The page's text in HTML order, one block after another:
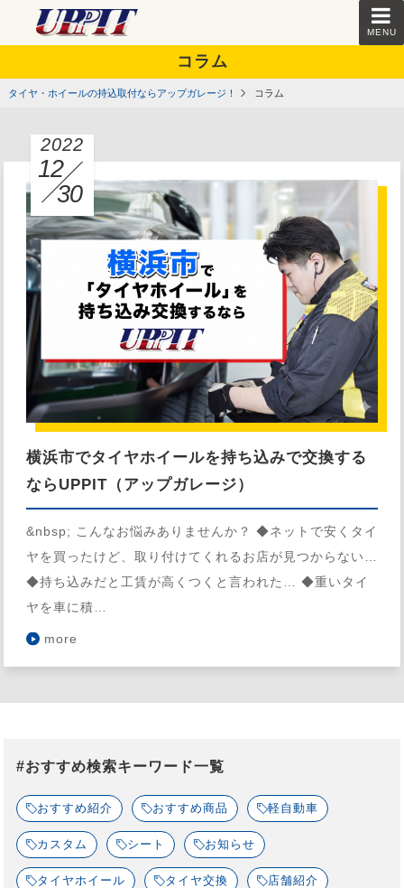
MENU
コラム
タイヤ・ホイールの持込取付ならアップガレージ！ コラム
2022
12
30
横浜市でタイヤホイールを持ち込みで交換する
ならUPPIT（アップガレージ）
&nbsp; こんなお悩みありませんか？ ◆ネットで安くタイ
ヤを買ったけど、取り付けてくれるお店が見つからない…
◆持ち込みだと工賃が高くつくと言われた… ◆重いタイ
ヤを車に積…
more
#おすすめ検索キーワード一覧
おすすめ紹介 おすすめ商品 軽自動車
カスタム シート お知らせ
タイヤホイール タイヤ交換 店舗紹介